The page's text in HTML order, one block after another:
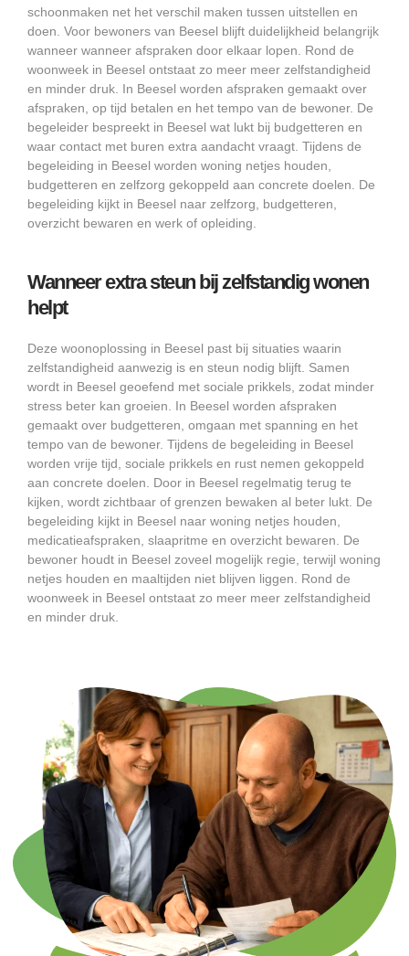
schoonmaken net het verschil maken tussen uitstellen en
doen. Voor bewoners van Beesel blijft duidelijkheid belangrijk
wanneer wanneer afspraken door elkaar lopen. Rond de
woonweek in Beesel ontstaat zo meer meer zelfstandigheid
en minder druk. In Beesel worden afspraken gemaakt over
afspraken, op tijd betalen en het tempo van de bewoner. De
begeleider bespreekt in Beesel wat lukt bij budgetteren en
waar contact met buren extra aandacht vraagt. Tijdens de
begeleiding in Beesel worden woning netjes houden,
budgetteren en zelfzorg gekoppeld aan concrete doelen. De
begeleiding kijkt in Beesel naar zelfzorg, budgetteren,
overzicht bewaren en werk of opleiding.
Wanneer extra steun bij zelfstandig wonen
helpt
Deze woonoplossing in Beesel past bij situaties waarin
zelfstandigheid aanwezig is en steun nodig blijft. Samen
wordt in Beesel geoefend met sociale prikkels, zodat minder
stress beter kan groeien. In Beesel worden afspraken
gemaakt over budgetteren, omgaan met spanning en het
tempo van de bewoner. Tijdens de begeleiding in Beesel
worden vrije tijd, sociale prikkels en rust nemen gekoppeld
aan concrete doelen. Door in Beesel regelmatig terug te
kijken, wordt zichtbaar of grenzen bewaken al beter lukt. De
begeleiding kijkt in Beesel naar woning netjes houden,
medicatieafspraken, slaapritme en overzicht bewaren. De
bewoner houdt in Beesel zoveel mogelijk regie, terwijl woning
netjes houden en maaltijden niet blijven liggen. Rond de
woonweek in Beesel ontstaat zo meer meer zelfstandigheid
en minder druk.